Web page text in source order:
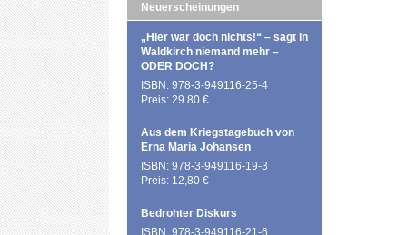
Neuerscheinungen
„Hier war doch nichts!“ – sagt in
Waldkirch niemand mehr –
ODER DOCH?
ISBN: 978-3-949116-25-4
Preis: 29.80 €
Aus dem Kriegstagebuch von
Erna Maria Johansen
ISBN: 978-3-949116-19-3
Preis: 12,80 €
Bedrohter Diskurs
ISBN: 978-3-949116-21-6